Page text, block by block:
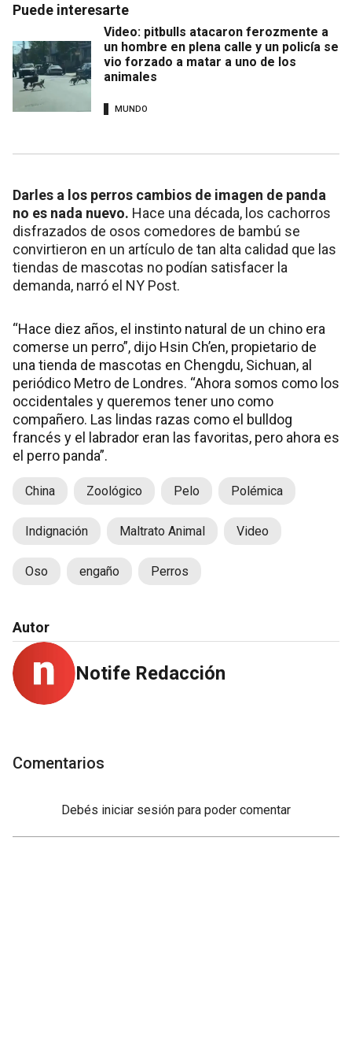
Puede interesarte
Video: pitbulls atacaron ferozmente a
un hombre en plena calle y un policía se
vio forzado a matar a uno de los
animales
MUNDO
Darles a los perros cambios de imagen de panda
no es nada nuevo. Hace una década, los cachorros
disfrazados de osos comedores de bambú se
convirtieron en un artículo de tan alta calidad que las
tiendas de mascotas no podían satisfacer la
demanda, narró el NY Post.
“Hace diez años, el instinto natural de un chino era
comerse un perro”, dijo Hsin Ch’en, propietario de
una tienda de mascotas en Chengdu, Sichuan, al
periódico Metro de Londres. “Ahora somos como los
occidentales y queremos tener uno como
compañero. Las lindas razas como el bulldog
francés y el labrador eran las favoritas, pero ahora es
el perro panda”.
China Zoológico Pelo Polémica
Indignación Maltrato Animal Video
Oso engaño Perros
Autor
Notife Redacción
Comentarios
Debés iniciar sesión para poder comentar